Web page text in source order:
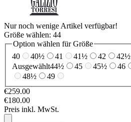
Nur noch wenige Artikel verfügbar!
Größe wählen: 44
Option wählen für Größe
40
40½ 41 41½ 42 42½
Ausgewählt44½ 45 45½ 46
48½
49
€259.00
€180.00
Preis inkl. MwSt.